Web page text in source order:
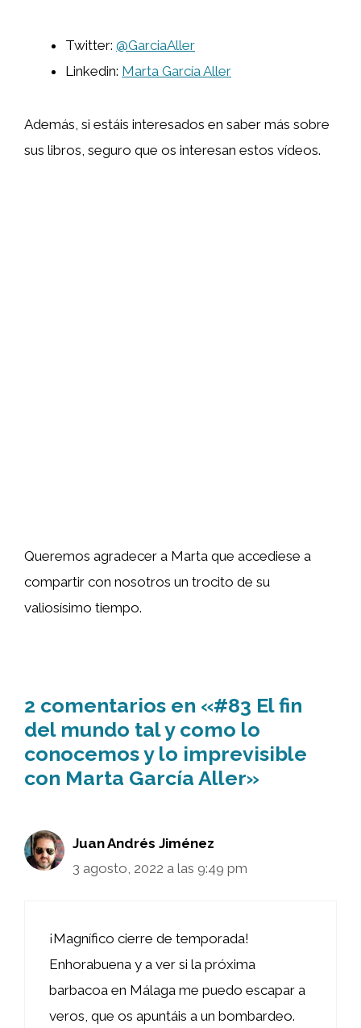
Twitter: @GarciaAller
Linkedin: Marta García Aller
Además, si estáis interesados en saber más sobre
sus libros, seguro que os interesan estos vídeos.
Queremos agradecer a Marta que accediese a
compartir con nosotros un trocito de su
valiosísimo tiempo.
2 comentarios en «#83 El fin
del mundo tal y como lo
conocemos y lo imprevisible
con Marta García Aller»
Juan Andrés Jiménez
3 agosto, 2022 a las 9:49 pm
¡Magnífico cierre de temporada!
Enhorabuena y a ver si la próxima
barbacoa en Málaga me puedo escapar a
veros, que os apuntáis a un bombardeo.